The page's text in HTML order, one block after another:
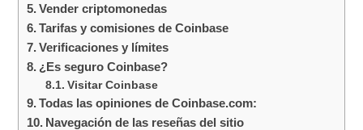
Vender criptomonedas
Tarifas y comisiones de Coinbase
Verificaciones y límites
¿Es seguro Coinbase?
Visitar Coinbase
Todas las opiniones de Coinbase.com:
Navegación de las reseñas del sitio